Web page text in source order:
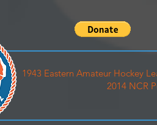
1943 Eastern Amateur Hockey
2014 NCR